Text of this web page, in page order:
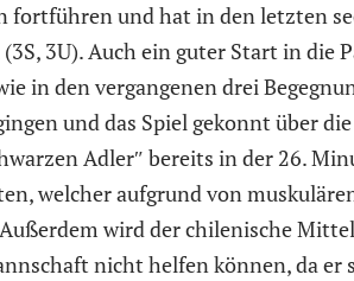
fortführen und hat in den letzten
3U). Auch ein guter Start in die
in den vergangenen drei
und das Spiel gekonnt über
Adler″ bereits in der 26.
welcher aufgrund von
wird der chilenische
nicht helfen können, da er